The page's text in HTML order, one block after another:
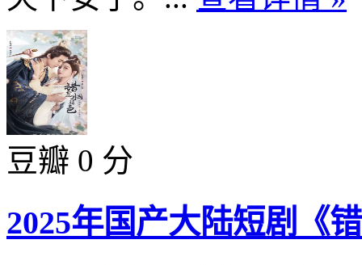
豆瓣 0 分
2025年国产大陆短剧《